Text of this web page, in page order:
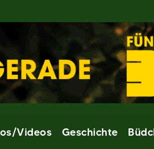
Videos Geschichte